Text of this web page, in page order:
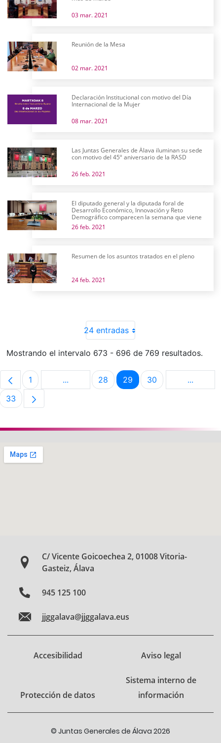
03 mar. 2021
Reunión de la Mesa
02 mar. 2021
Declaración Institucional con motivo del Día
Internacional de la Mujer
08 mar. 2021
Las Juntas Generales de Álava iluminan su sede
con motivo del 45º aniversario de la RASD
26 feb. 2021
El diputado general y la diputada foral de
Desarrollo Económico, Innovación y Reto
Demográfico comparecen la semana que viene
26 feb. 2021
Resumen de los asuntos tratados en el pleno
24 feb. 2021
24 entradas
Mostrando el intervalo 673 - 696 de 769 resultados.
Página
1 ...Páginas intermedias Use TAB para
Página
28 Página
29 Página
30 ...
Página
33
C/ Vicente Goicoechea 2, 01008 Vitoria-
Gasteiz, Álava
945 125 100
jjggalava@jjggalava.eus
Accesibilidad Aviso legal
Protección de datos
Sistema interno de
información
© Juntas Generales de Álava 2026